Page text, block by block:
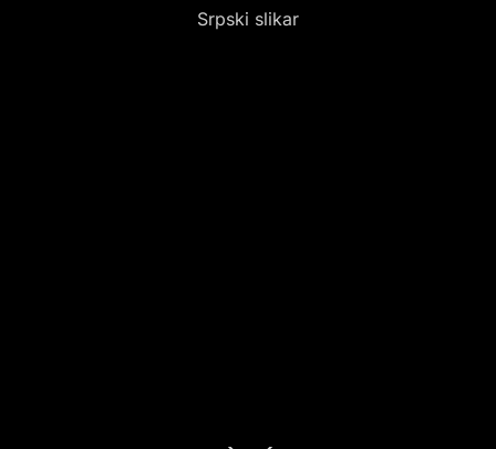
Srpski slikar